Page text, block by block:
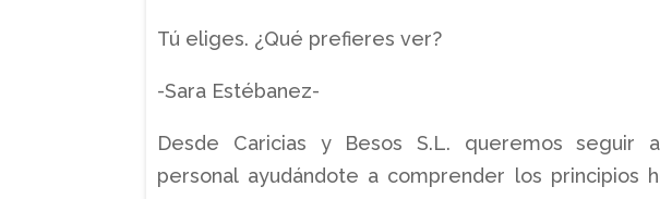
Tú eliges. ¿Qué prefieres ver?
-Sara Estébanez-
Desde Caricias y Besos S.L. queremos seguir
personal ayudándote a comprender los principios